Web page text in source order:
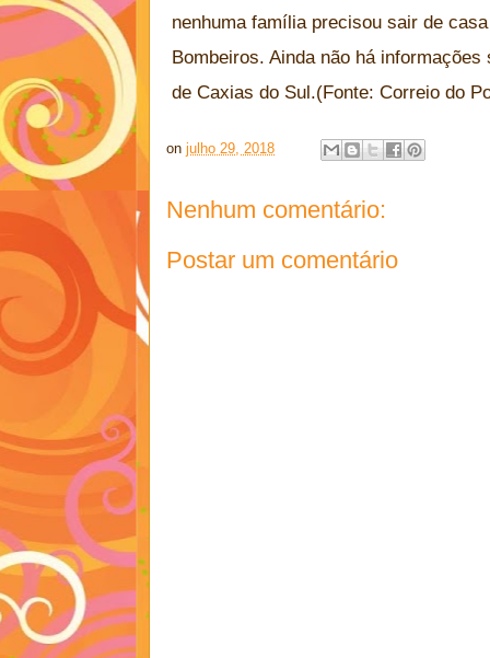
nenhuma família precisou sair de
Bombeiros. Ainda não há
de Caxias do Sul.(Fonte: Correio do
on julho 29, 2018
Nenhum comentário:
Postar um comentário